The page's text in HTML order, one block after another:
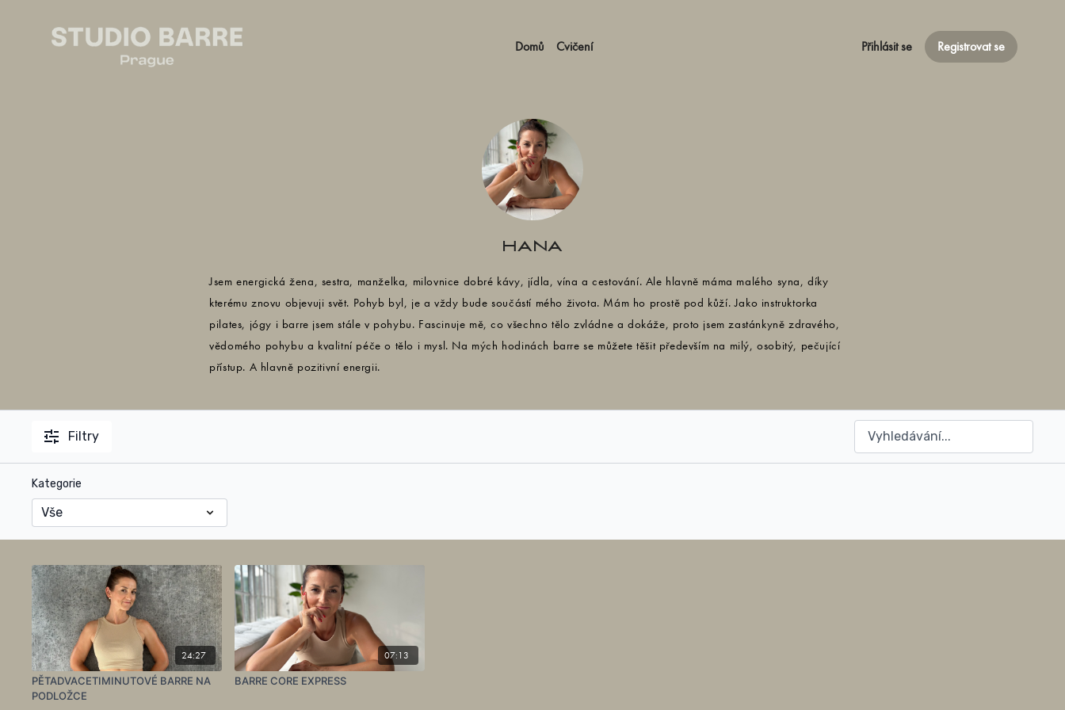
Domů Cvičení Přihlásit se Registrovat se
HANA
Jsem energická žena, sestra, manželka, milovnice dobré kávy, jídla, vína a cestování. Ale hlavně máma malého syna, díky
kterému znovu objevuji svět. Pohyb byl, je a vždy bude součástí mého života. Mám ho prostě pod kůží. Jako instruktorka
pilates, jógy i barre jsem stále v pohybu. Fascinuje mě, co všechno tělo zvládne a dokáže, proto jsem zastánkyně zdravého,
vědomého pohybu a kvalitní péče o tělo i mysl. Na mých hodinách barre se můžete těšit především na milý, osobitý, pečující
přístup. A hlavně pozitivní energii.
Filtry
Kategorie
24:27
PĚTADVACETIMINUTOVÉ BARRE NA
PODLOŽCE
07:13
BARRE CORE EXPRESS